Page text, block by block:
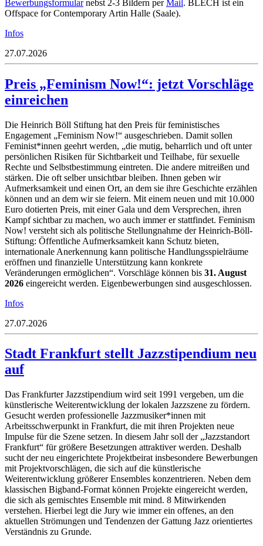
Bewerbungsformularnebst 2-3 Bildern per Mail . BLECH ist ein
Offspace for Contemporary Artin Halle (Saale).
Infos
27.07.2026
Preis „Feminism Now!“: jetzt Vorschläge
einreichen
Die Heinrich Böll Stiftung hat den Preis für feministisches
Engagement „Feminism Now!“ ausgeschrieben. Damit sollen
Feminist*innen geehrt werden, „die mutig, beharrlich und oft unter
persönlichen Risiken für Sichtbarkeit und Teilhabe, für sexuelle
Rechte und Selbstbestimmung eintreten. Die andere mitreißen und
stärken. Die oft selber unsichtbar bleiben. Ihnen geben wir
Aufmerksamkeit und einen Ort, an dem sie ihre Geschichte erzählen
können und an dem wir sie feiern. Mit einem neuen und mit 10.000
Euro dotierten Preis, mit einer Gala und dem Versprechen, ihren
Kampf sichtbar zu machen, wo auch immer er stattfindet. Feminism
Now! versteht sich als politische Stellungnahme der Heinrich-Böll-
Stiftung: Öffentliche Aufmerksamkeit kann Schutz bieten,
internationale Anerkennung kann politische Handlungsspielräume
eröffnen und finanzielle Unterstützung kann konkrete
Veränderungen ermöglichen“. Vorschläge können bis 31. August
2026 eingereicht werden. Eigenbewerbungen sind ausgeschlossen.
Infos
27.07.2026
Stadt Frankfurt stellt Jazzstipendium neu
auf
Das Frankfurter Jazzstipendium wird seit 1991 vergeben, um die
künstlerische Weiterentwicklung der lokalen Jazzszene zu fördern.
Gesucht werden professionelle Jazzmusiker*innen mit
Arbeitsschwerpunkt in Frankfurt, die mit ihren Projekten neue
Impulse für die Szene setzen. In diesem Jahr soll der „Jazzstandort
Frankfurt“ für größere Besetzungen attraktiver werden. Deshalb
sucht der neu eingerichtete Projektbeirat insbesondere Bewerbungen
mit Projektvorschlägen, die sich auf die künstlerische
Weiterentwicklung größerer Ensembles konzentrieren. Neben dem
klassischen Bigband-Format können Projekte eingereicht werden,
die sich als gemischtes Ensemble mit mind. 8 Mitwirkenden
verstehen. Hierbei legt die Jury wie immer ein offenes, an den
aktuellen Strömungen und Tendenzen der Gattung Jazz orientiertes
Verständnis zu Grunde.